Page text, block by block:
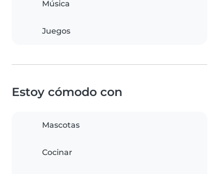
Música
Juegos
Estoy cómodo con
Mascotas
Cocinar